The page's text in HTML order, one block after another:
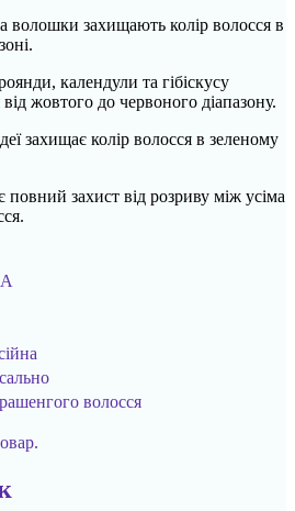
волошки захищають колір волосся в
календули та гібіскусу
жовтого до червоного діапазону.
захищає колір волосся в зеленому
повний захист від розриву між усіма
волосся